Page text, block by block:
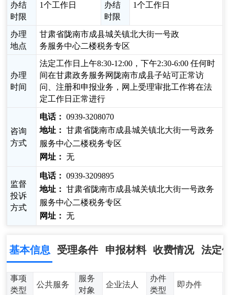
办结
时限
1个工作日
办结
时限
1个工作日
办理
地点
甘肃省陇南市成县城关镇北大街一号政
务服务中心二楼税务专区
办理
时间
法定工作日上午8:30-12:00，下午2:30-6:00 任何时
间在甘肃政务服务网陇南市成县子站可正常访
问、注册和申报业务，网上受理审批工作将在法
定工作日正常进行
咨询
方式
电话： 0939-3208070
地址： 甘肃省陇南市成县城关镇北大街一号政务
服务中心二楼税务专区
网址： 无
监督
投诉
方式
电话： 0939-3209895
地址： 甘肃省陇南市成县城关镇北大街一号政务
服务中心二楼税务专区
网址： 无
基本信息 受理条件 申报材料 收费情况 法定
事项
类型
公共服务
服务
对象
企业法人
办件
类型
即办件